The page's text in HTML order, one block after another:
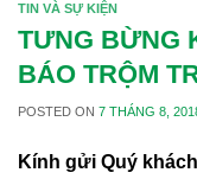
TIN VÀ SỰ KIỆN
TƯNG BỪNG
BÁO TRỘM
POSTED ON7 THÁNG 8,
Kính gửi Quý